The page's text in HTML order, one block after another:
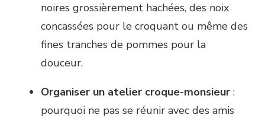
noires grossièrement hachées, des noix
concassées pour le croquant ou même des
fines tranches de pommes pour la
douceur.
Organiser un atelier croque-monsieur :
pourquoi ne pas se réunir avec des amis